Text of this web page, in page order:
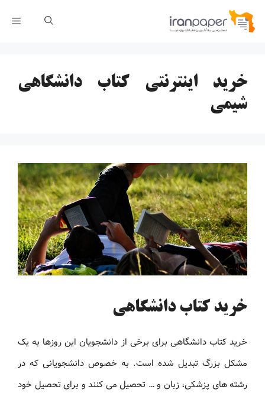
پرش
خرید اینترنتی کتاب دانشگاهی
شیمی
خرید کتاب دانشگاهی
خرید کتاب دانشگاهی برای برخی از دانشجویان این روزها به یک
مشکل بزرگ تبدیل شده است. به خصوص دانشجویانی که در
رشته های پزشکی، زبان و … تحصیل می کنند و برای تحصیل خود